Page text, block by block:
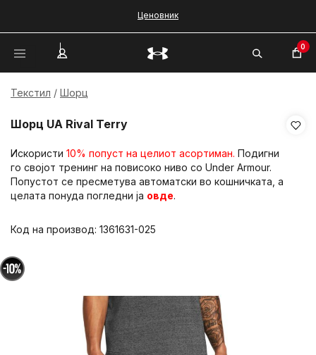
Ценовник
0
Текстил Шорц
Шорц UA Rival Terry
Искористи 10% попуст на целиот асортиман. Подигни
го својот тренинг на повисоко ниво со Under Armour.
Попустот се пресметува автоматски во кошничката, а
целата понуда погледни ја овде.
Код на производ: 1361631-025